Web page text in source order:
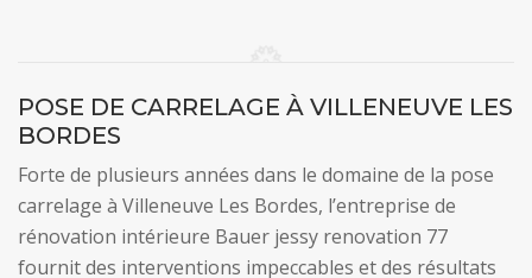
POSE DE CARRELAGE À VILLENEUVE LES
BORDES
Forte de plusieurs années dans le domaine de la pose
carrelage à Villeneuve Les Bordes, l’entreprise de
rénovation intérieure Bauer jessy renovation 77
fournit des interventions impeccables et des résultats